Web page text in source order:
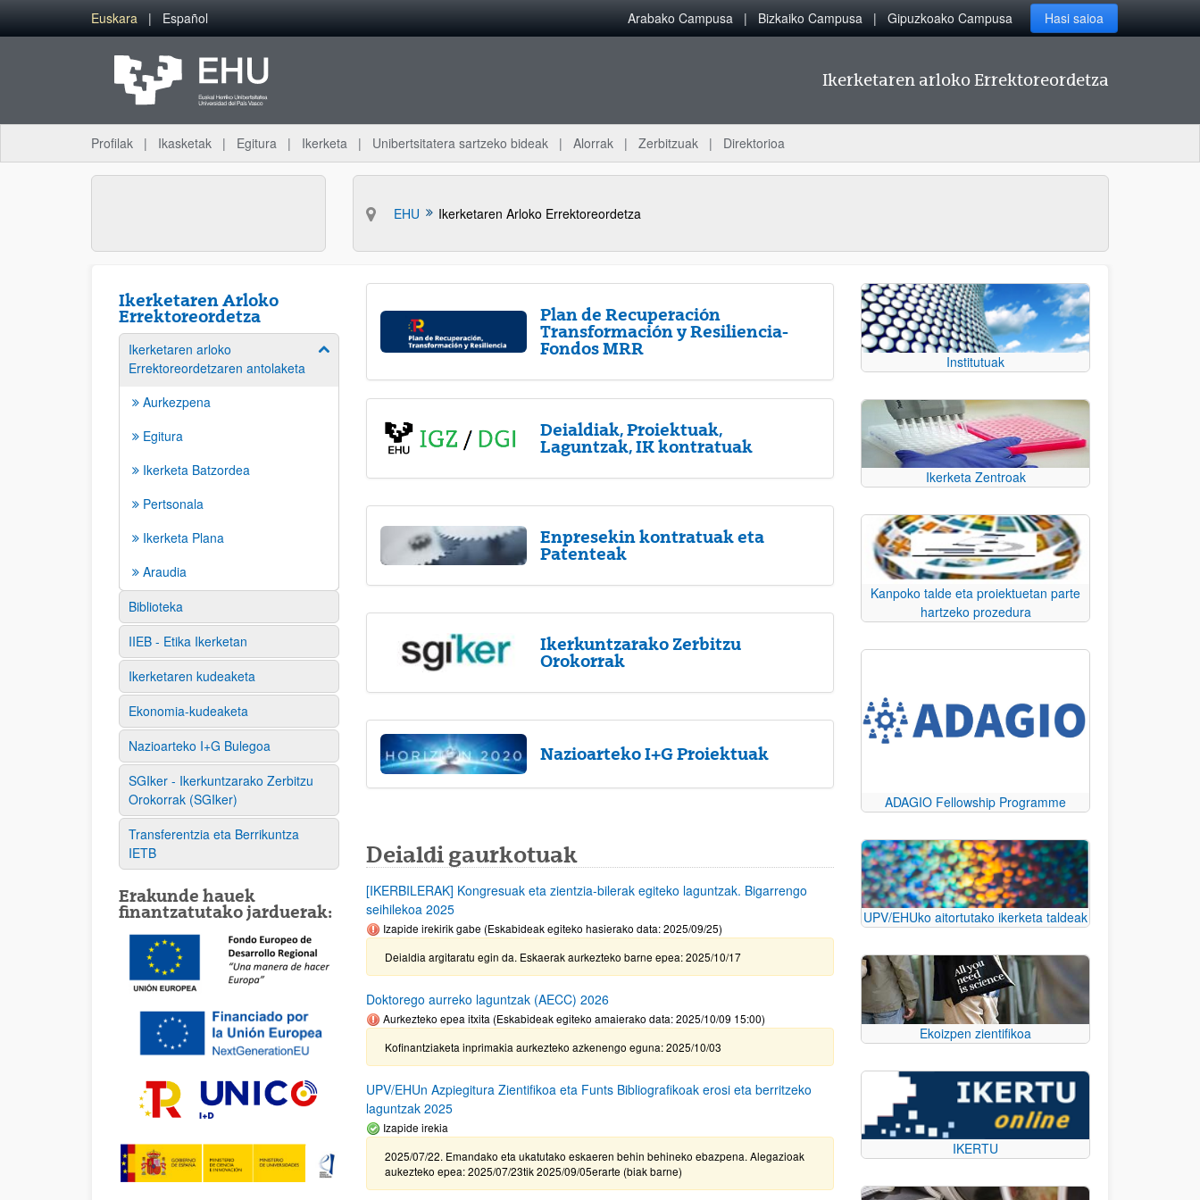
Eduki nagusira joan
Euskara Español Arabako Campusa Bizkaiko Campusa Gipuzkoako Campusa Hasi saioa
Ikerketaren arloko Errektoreordetza
Profilak Ikasketak Egitura Ikerketa Unibertsitatera sartzeko bideak Alorrak Zerbitzuak Direktorioa
EHU Ikerketaren Arloko Errektoreordetza
Ikerketaren Arloko
Errektoreordetza
Ikerketaren arloko
Errektoreordetzaren antolaketa
Erakutsi/izkutatu azpiorriak
Aurkezpena
Egitura
Ikerketa Batzordea
Pertsonala
Ikerketa Plana
Araudia
Biblioteka
IIEB - Etika Ikerketan
Ikerketaren kudeaketa
Ekonomia-kudeaketa
Nazioarteko I+G Bulegoa
SGIker - Ikerkuntzarako Zerbitzu
Orokorrak (SGIker)
Transferentzia eta Berrikuntza
IETB
Erakunde hauek
finantzatutako jarduerak:
Plan de Recuperación
Transformación y Resiliencia-
Fondos MRR
Deialdiak, Proiektuak,
Laguntzak, IK kontratuak
Enpresekin kontratuak eta
Patenteak
Ikerkuntzarako Zerbitzu
Orokorrak
Nazioarteko I+G Proiektuak
Deialdi gaurkotuak
[IKERBILERAK] Kongresuak eta zientzia-bilerak egiteko laguntzak. Bigarrengo
seihilekoa 2025
Izapide irekirik gabe (Eskabideak egiteko hasierako data: 2025/09/25)
Deialdia argitaratu egin da. Eskaerak aurkezteko barne epea: 2025/10/17
Doktorego aurreko laguntzak (AECC) 2026
Aurkezteko epea itxita (Eskabideak egiteko amaierako data: 2025/10/09 15:00)
Kofinantziaketa inprimakia aurkezteko azkenengo eguna: 2025/10/03
UPV/EHUn Azpiegitura Zientifikoa eta Funts Bibliografikoak erosi eta berritzeko
laguntzak 2025
Izapide irekia
2025/07/22. Emandako eta ukatutako eskaeren behin behineko ebazpena. Alegazioak
aukezteko epea: 2025/07/23tik 2025/09/05erarte (biak barne)
Institutuak
Ikerketa Zentroak
Kanpoko talde eta proiektuetan parte
hartzeko prozedura
ADAGIO Fellowship Programme
UPV/EHUko aitortutako ikerketa taldeak
Ekoizpen zientifikoa
IKERTU